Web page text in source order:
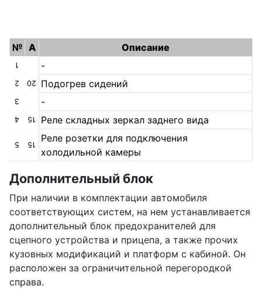
№ A Описание
1 -
2 20 Подогрев сидений
3 -
4 15 Реле складных зеркал заднего вида
5 15
Реле розетки для подключения
холодильной камеры
Дополнительный блок
При наличии в комплектации автомобиля
соответствующих систем, на нем устанавливается
дополнительный блок предохранителей для
сцепного устройства и прицепа, а также прочих
кузовных модификаций и платформ с кабиной. Он
расположен за ограничительной перегородкой
справа.